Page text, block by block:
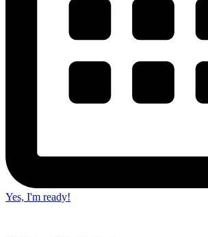
Yes, I'm ready!